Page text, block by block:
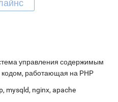
управления содержимым
работающая на PHP
, mysqld, nginx, apache